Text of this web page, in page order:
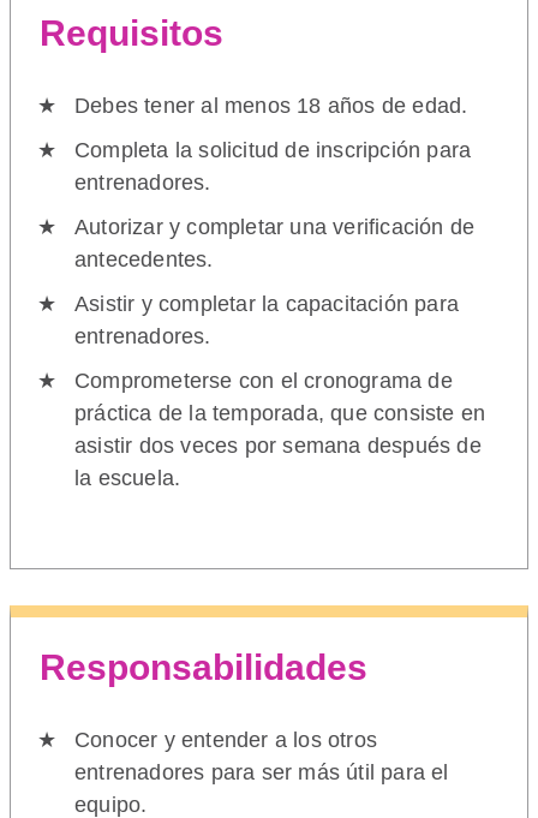
Requisitos
Debes tener al menos 18 años de edad.
Completa la solicitud de inscripción para
entrenadores.
Autorizar y completar una verificación de
antecedentes.
Asistir y completar la capacitación para
entrenadores.
Comprometerse con el cronograma de
práctica de la temporada, que consiste en
asistir dos veces por semana después de
la escuela.
Responsabilidades
Conocer y entender a los otros
entrenadores para ser más útil para el
equipo.